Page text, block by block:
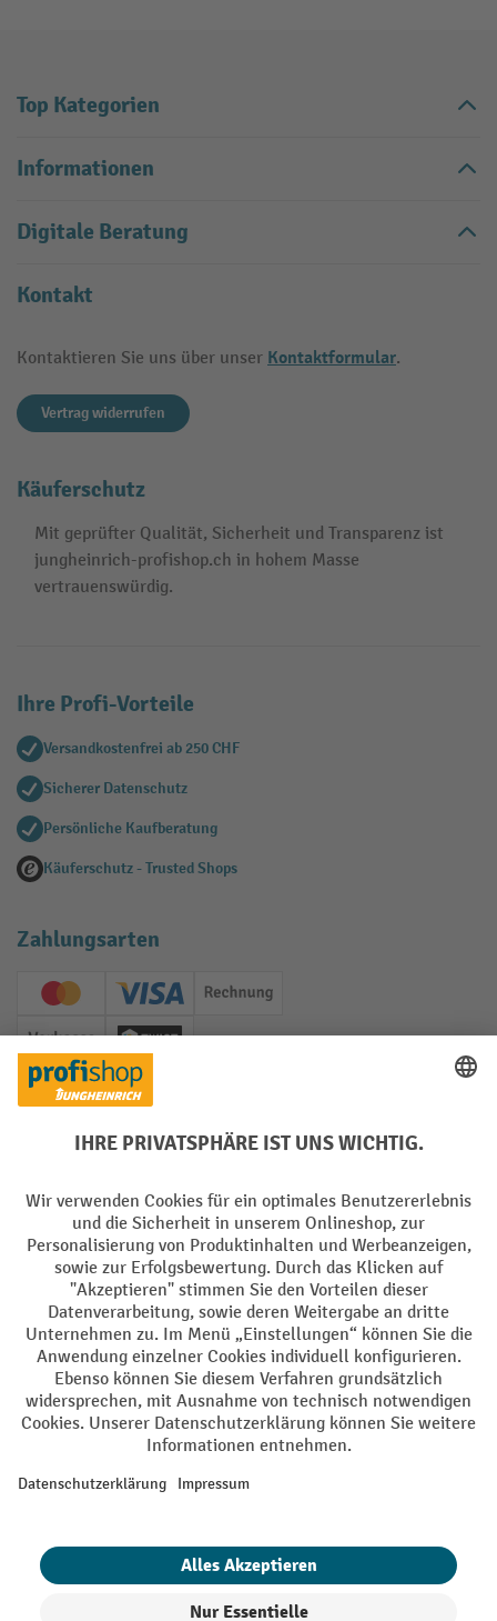
Top Kategorien
Informationen
Digitale Beratung
Kontakt
Kontaktieren Sie uns über unser Kontaktformular.
Vertrag widerrufen
Käuferschutz
Mit geprüfter Qualität, Sicherheit und Transparenz ist
jungheinrich-profishop.ch in hohem Masse
vertrauenswürdig.
Ihre Profi-Vorteile
Versandkostenfrei ab 250 CHF
Sicherer Datenschutz
Persönliche Kaufberatung
Käuferschutz - Trusted Shops
Zahlungsarten
Creditcard (Master)Creditcard (Visa)
Rechnung
Vorkasse Twint
Sprachen
DE FR
AGB Impressum Datenschutz Privacy Settings
Alle Preise exkl. gesetzl. Mehrwertsteuer zzgl.Versandkosten und ggf.
Nachnahmegebühren, wenn nicht anders angegeben.
¹ Der Rabatt gilt so lange der Vorrat reicht. Der Rabatt gilt nicht auf
Erstregistrierung für den Newsletter gewährt. Der Gutschein ist 10
Tage gültig und kann ab einem Netto-Bestellwert von 250.- CHF online
eingelöst werden. Die Höhe des Rabatts variiert je nach